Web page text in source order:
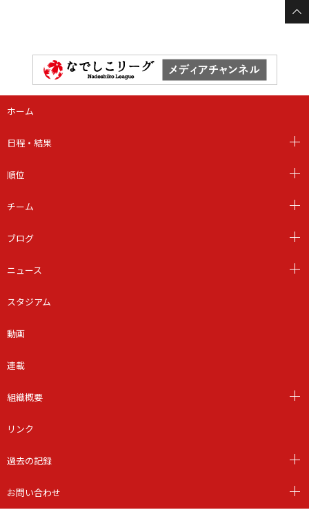
ホーム
日程・結果
順位
チーム
ブログ
ニュース
スタジアム
動画
連載
組織概要
リンク
過去の記録
お問い合わせ